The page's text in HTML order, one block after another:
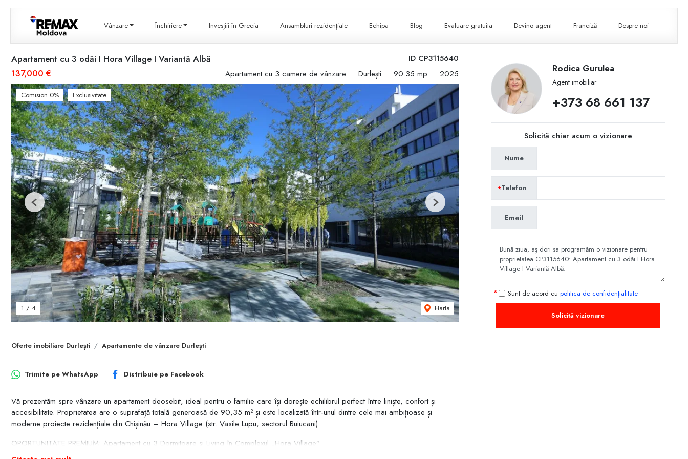
Vânzare Închiriere Invesțiii în Grecia Ansambluri rezidențiale Echipa Blog Evaluare gratuita Devino agent Franciză Despre noi
ID CP3115640
Apartament cu 3 odăi I Hora Village I Variantă Albă
137,000 €
Apartament cu 3 camere de vânzare Durlești 90.35 mp 2025
Comision 0% Exclusivitate
1 / 4 Harta
Previous Next
Oferte imobiliare Durlești Apartamente de vânzare Durlești
Trimite pe WhatsApp Distribuie pe Facebook
Vă prezentăm spre vânzare un apartament deosebit, ideal pentru o familie care își dorește echilibrul perfect între liniște, confort și
accesibilitate. Proprietatea are o suprafață totală generoasă de 90,35 m² și este localizată într-unul dintre cele mai ambițioase și
moderne proiecte rezidențiale din Chișinău – Hora Village (str. Vasile Lupu, sectorul Buiucani).
OPORTUNITATE PREMIUM: Apartament cu 3 Dormitoare și Living în Complexul „Hora Village”
Vă prezentăm spre vânzare un apartament deosebit, ideal pentru o familie care își dorește echilibrul perfect între liniște, confort și
Rodica Gurulea
Agent imobiliar
+373 68 661 137
Solicită chiar acum o vizionare
Nume
Telefon
Email
Sunt de acord cu politica de confidențialitate
Solicită vizionare